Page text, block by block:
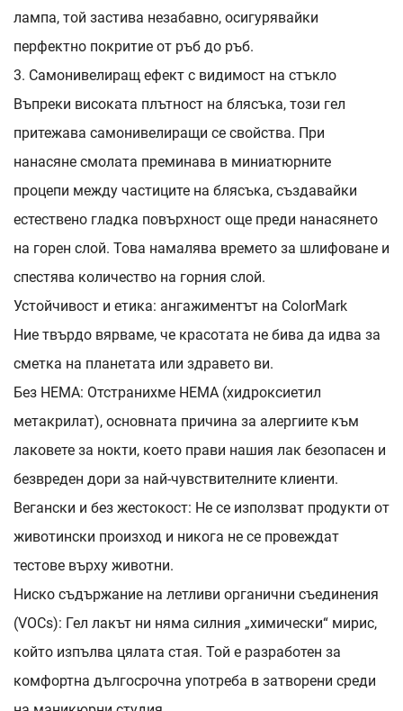
лампа, той застива незабавно, осигурявайки
перфектно покритие от ръб до ръб.
3. Самонивелиращ ефект с видимост на стъкло
Въпреки високата плътност на блясъка, този гел
притежава самонивелиращи се свойства. При
нанасяне смолата преминава в миниатюрните
процепи между частиците на блясъка, създавайки
естествено гладка повърхност още преди нанасянето
на горен слой. Това намалява времето за шлифоване и
спестява количество на горния слой.
Устойчивост и етика: ангажиментът на ColorMark
Ние твърдо вярваме, че красотата не бива да идва за
сметка на планетата или здравето ви.
Без HEMA: Отстранихме HEMA (хидроксиетил
метакрилат), основната причина за алергиите към
лаковете за нокти, което прави нашия лак безопасен и
безвреден дори за най-чувствителните клиенти.
Вегански и без жестокост: Не се използват продукти от
животински произход и никога не се провеждат
тестове върху животни.
Ниско съдържание на летливи органични съединения
(VOCs): Гел лакът ни няма силния „химически“ мирис,
който изпълва цялата стая. Той е разработен за
комфортна дългосрочна употреба в затворени среди